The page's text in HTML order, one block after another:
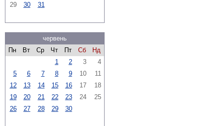
29
30 31
червень
Пн
Вт Ср Чт Пт Сб
Нд
1
2 3
4
5
6 7 8 9 10
11
12
13 14 15 16 17
18
19
20 21 22 23 24
25
26
27 28 29 30